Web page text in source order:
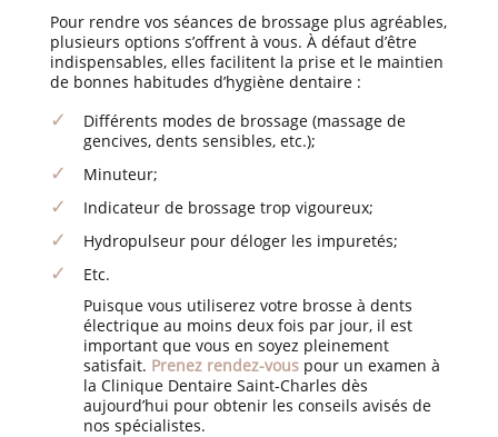
Pour rendre vos séances de brossage plus agréables,
plusieurs options s’offrent à vous. À défaut d’être
indispensables, elles facilitent la prise et le maintien
de bonnes habitudes d’hygiène dentaire :
Différents modes de brossage (massage de
gencives, dents sensibles, etc.);
Minuteur;
Indicateur de brossage trop vigoureux;
Hydropulseur pour déloger les impuretés;
Etc.
Puisque vous utiliserez votre brosse à dents
électrique au moins deux fois par jour, il est
important que vous en soyez pleinement
satisfait. Prenez rendez-vous pour un examen à
la Clinique Dentaire Saint-Charles dès
aujourd’hui pour obtenir les conseils avisés de
nos spécialistes.